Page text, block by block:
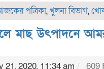
পত্রিকা,খুলনা বিভাগ,
মাছ উৎপাদনে
21, 2020, 11:34 am 609